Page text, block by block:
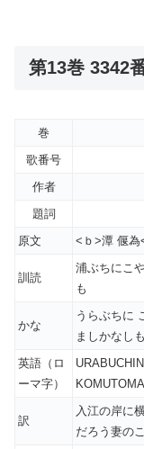
第13巻 3342
巻
歌番号
作者
題詞
原文
<ｂ>潭 偃為
訓読
浦ぶちにこ
も
かな
うらぶちに
ましかなしも
英語（ロ
ーマ字）
訳
入江の岸に
だろう妻の